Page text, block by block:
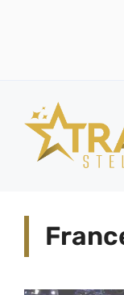
contenuto